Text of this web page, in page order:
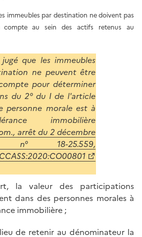
immeubles par destination ne doivent pas
au sein des actifs retenus au
que les immeubles
ne peuvent être
pour déterminer
du 2° du I de l'article
personne morale est à
immobilière
arrêt du 2 décembre
n° 18-25.559,
la valeur des participations
dans des personnes morales à
immobilière ;
de retenir au dénominateur la